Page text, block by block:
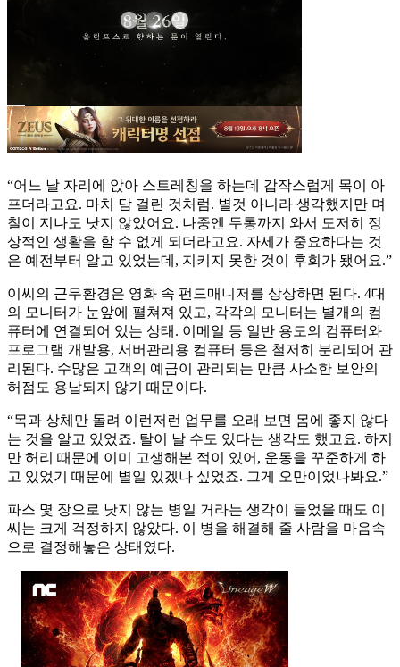
“어느 날 자리에 앉아 스트레칭을 하는데 갑작스럽게 목이 아
프더라고요. 마치 담 걸린 것처럼. 별것 아니라 생각했지만 며
칠이 지나도 낫지 않았어요. 나중엔 두통까지 와서 도저히 정
상적인 생활을 할 수 없게 되더라고요. 자세가 중요하다는 것
은 예전부터 알고 있었는데, 지키지 못한 것이 후회가 됐어요.”
이씨의 근무환경은 영화 속 펀드매니저를 상상하면 된다. 4대
의 모니터가 눈앞에 펼쳐져 있고, 각각의 모니터는 별개의 컴
퓨터에 연결되어 있는 상태. 이메일 등 일반 용도의 컴퓨터와
프로그램 개발용, 서버관리용 컴퓨터 등은 철저히 분리되어 관
리된다. 수많은 고객의 예금이 관리되는 만큼 사소한 보안의
허점도 용납되지 않기 때문이다.
“목과 상체만 돌려 이런저런 업무를 오래 보면 몸에 좋지 않다
는 것을 알고 있었죠. 탈이 날 수도 있다는 생각도 했고요. 하지
만 허리 때문에 이미 고생해본 적이 있어, 운동을 꾸준하게 하
고 있었기 때문에 별일 있겠나 싶었죠. 그게 오만이었나봐요.”
파스 몇 장으로 낫지 않는 병일 거라는 생각이 들었을 때도 이
씨는 크게 걱정하지 않았다. 이 병을 해결해 줄 사람을 마음속
으로 결정해놓은 상태였다.